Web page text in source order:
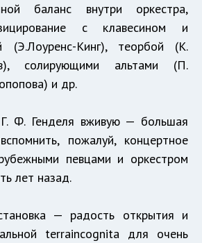
баланс внутри оркестра,
с клавесином и
(Э.Лоуренс-Кинг), теорбой (К.
солирующими альтами (П.
и др.
Ф. Генделя вживую — большая
пожалуй, концертное
певцами и оркестром
лет назад.
— радость открытия и
terraincognita для очень